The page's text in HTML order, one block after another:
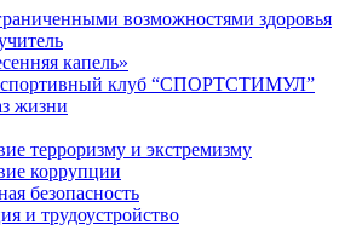
возможностями здоровья
капель»
спортивный клуб “СПОРТСТИМУЛ”
жизни
терроризму и экстремизму
коррупции
безопасность
и трудоустройство